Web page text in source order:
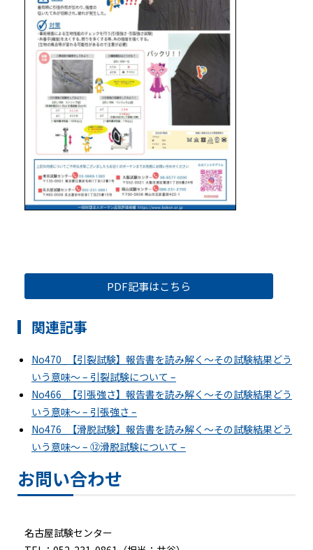
PDF記事はこちら
関連記事
No470_【引裂試験】報告書を読み解く～その試験結果どう
いう意味～ – 引裂試験について –
No466_【引張強さ】報告書を読み解く～その試験結果どう
いう意味～ – 引張強さ –
No476_【滑脱試験】報告書を読み解く～その試験結果どう
いう意味～ – ⑫滑脱試験について –
お問い合わせ
名古屋試験センター